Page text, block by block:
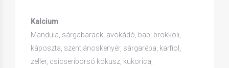
Kalcium
Mandula, sárgabarack, avokádó, bab, brokkoli,
káposzta, szentjánoskenyér, sárgarépa, karfiol,
zeller, csicseriborsó kókusz, kukorica,